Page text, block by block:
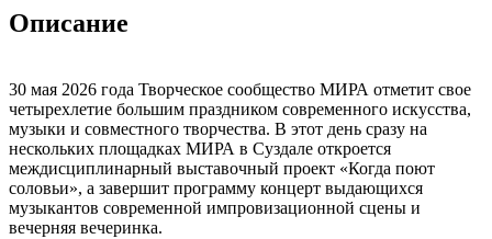
Описание
30 мая 2026 года Творческое сообщество МИРА отметит свое
четырехлетие большим праздником современного искусства,
музыки и совместного творчества. В этот день сразу на
нескольких площадках МИРА в Суздале откроется
междисциплинарный выставочный проект «Когда поют
соловьи», а завершит программу концерт выдающихся
музыкантов современной импровизационной сцены и
вечерняя вечеринка.